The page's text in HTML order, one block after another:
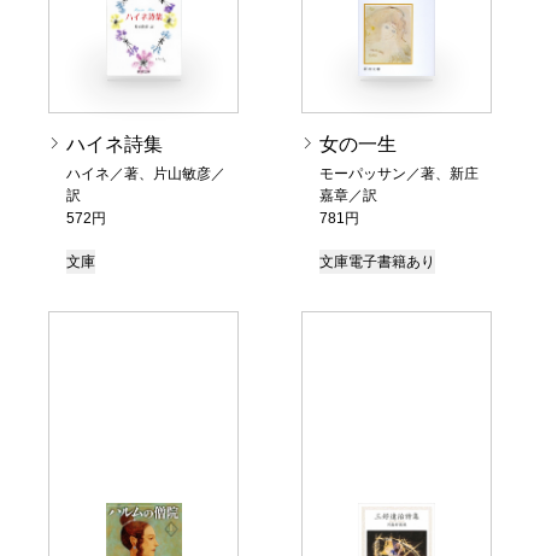
ハイネ詩集
ハイネ／著、片山敏彦／
訳
572円
文庫
女の一生
モーパッサン／著、新庄
嘉章／訳
781円
文庫電子書籍あり